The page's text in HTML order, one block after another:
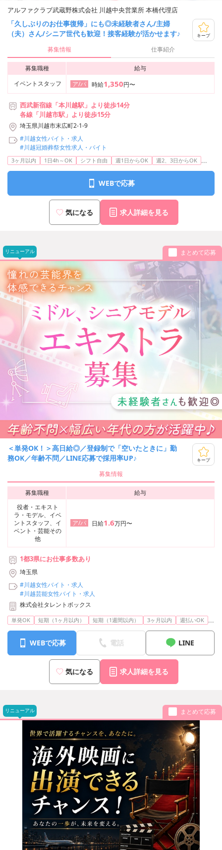
アルファクラブ武蔵野株式会社 川越中央営業所 本橋代理店
「久しぶりのお仕事復帰」にも◎未経験者さん/主婦
（夫）さん/シニア世代も歓迎！接客経験が活かせます♪
キープ
募集情報 仕事紹介
募集職種
給与
イベントスタッフ
ア/パ 時給1,350円〜
西武新宿線「本川越駅」より徒歩14分
各線「川越市駅」より徒歩15分
埼玉県川越市末広町2-1-9
#川越女性バイト・求人
#川越冠婚葬祭女性求人・バイト
3ヶ月以内 1日4h～OK シフト自由 週1日からOK 週2、3日からOK ...
WEBで応募
気になる 求人詳細を見る
リニューアル まとめて応募
＜単発OK！＞高日給◎／登録制で「空いたときに」勤
務OK／年齢不問／LINE応募で採用率UP♪
キープ
募集情報
募集職種
給与
役者・エキスト
ラ・モデル、イベ
ントスタッフ、イ
ベント・芸能その
他
ア/パ 日給1.6万円〜
1都3県にお仕事多数あり
埼玉県
#川越女性バイト・求人
#川越芸能女性バイト・求人
株式会社タレントボックス
単発OK 短期（1ヶ月以内） 短期（1週間以内） 3ヶ月以内 週払いOK ...
WEBで応募 電話 LINE
気になる 求人詳細を見る
リニューアル まとめて応募